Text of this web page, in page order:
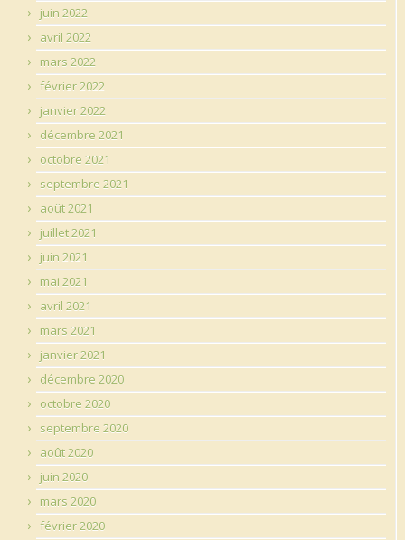
juin 2022
avril 2022
mars 2022
février 2022
janvier 2022
décembre 2021
octobre 2021
septembre 2021
août 2021
juillet 2021
juin 2021
mai 2021
avril 2021
mars 2021
janvier 2021
décembre 2020
octobre 2020
septembre 2020
août 2020
juin 2020
mars 2020
février 2020